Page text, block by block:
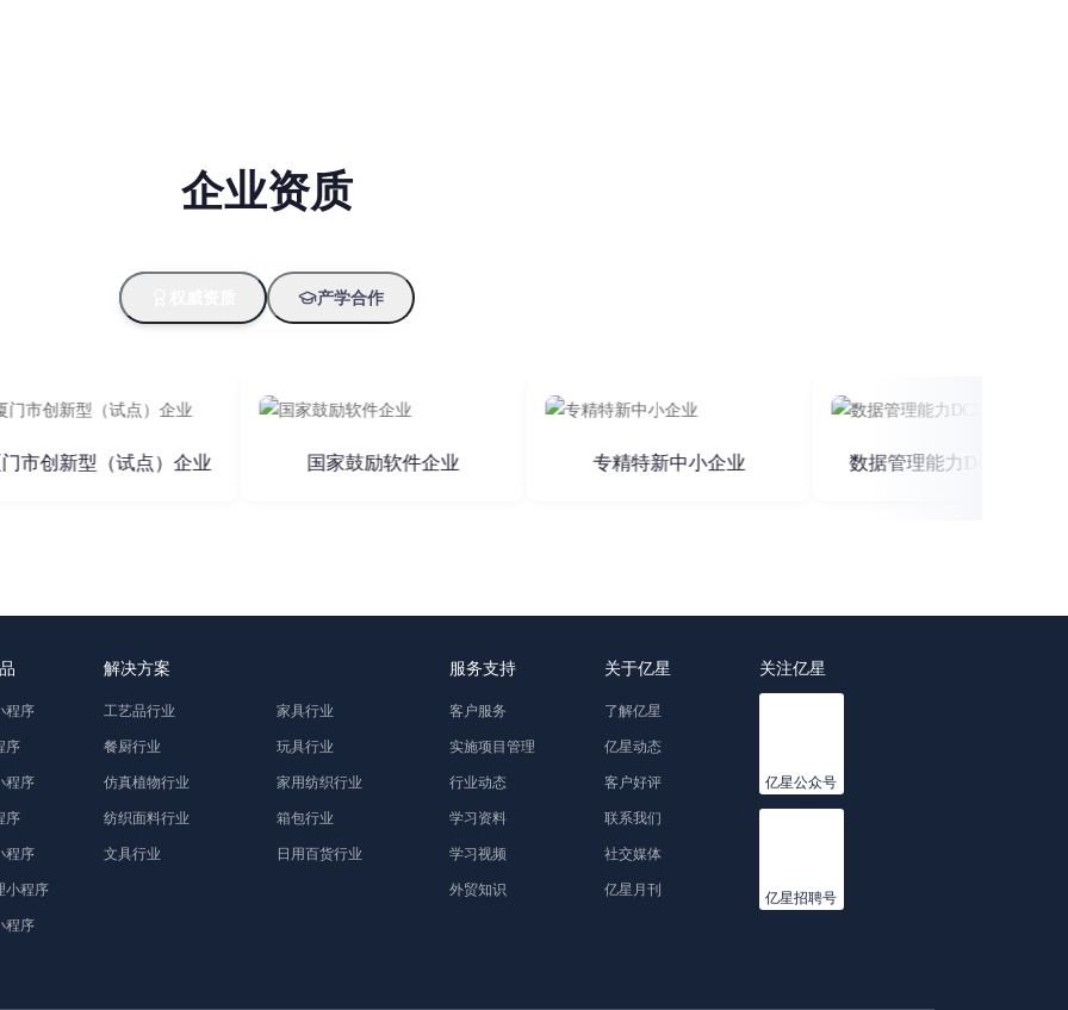
方案；荣获DCMM三级认证
2026
企业资质
产学合作
创新型（试点）企业 国家鼓励软件企业 专精特新中小企业 数据管理能力DCMM三级
程序
序
程序
序
程序
小程序
程序
解决方案
工艺品行业 家具行业
餐厨行业 玩具行业
仿真植物行业 家用纺织行业
纺织面料行业 箱包行业
文具行业 日用百货行业
服务支持
客户服务
实施项目管理
行业动态
学习资料
学习视频
外贸知识
关于亿星
了解亿星
亿星动态
客户好评
联系我们
社交媒体
亿星月刊
关注亿星
亿星公众号
亿星招聘号